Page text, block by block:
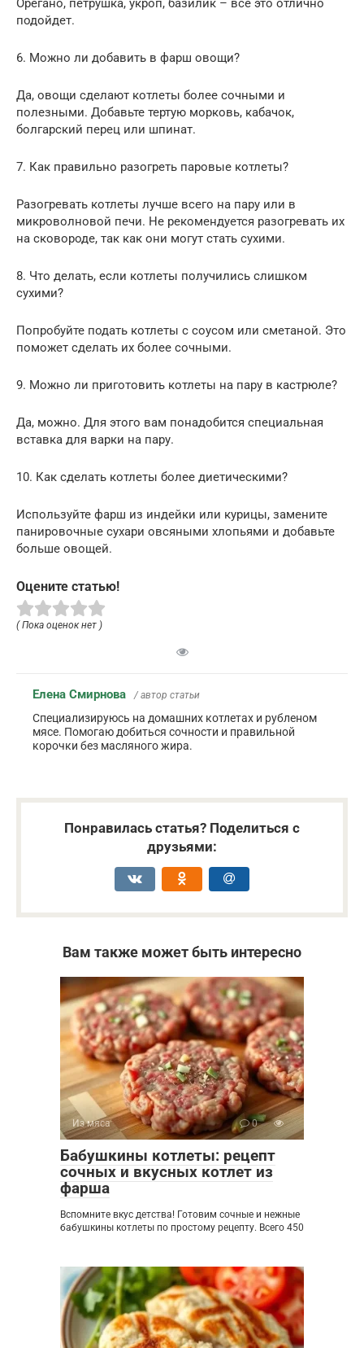
Орегано, петрушка, укроп, базилик – все это отлично
подойдет.
6. Можно ли добавить в фарш овощи?
Да, овощи сделают котлеты более сочными и
полезными. Добавьте тертую морковь, кабачок,
болгарский перец или шпинат.
7. Как правильно разогреть паровые котлеты?
Разогревать котлеты лучше всего на пару или в
микроволновой печи. Не рекомендуется разогревать их
на сковороде, так как они могут стать сухими.
8. Что делать, если котлеты получились слишком
сухими?
Попробуйте подать котлеты с соусом или сметаной. Это
поможет сделать их более сочными.
9. Можно ли приготовить котлеты на пару в кастрюле?
Да, можно. Для этого вам понадобится специальная
вставка для варки на пару.
10. Как сделать котлеты более диетическими?
Используйте фарш из индейки или курицы, замените
панировочные сухари овсяными хлопьями и добавьте
больше овощей.
Оцените статью!
( Пока оценок нет )
Елена Смирнова / автор статьи
Специализируюсь на домашних котлетах и рубленом
мясе. Помогаю добиться сочности и правильной
корочки без масляного жира.
Понравилась статья? Поделиться с
друзьями:
Вам также может быть интересно
Из мяса 0
Бабушкины котлеты: рецепт
сочных и вкусных котлет из
фарша
Вспомните вкус детства! Готовим сочные и нежные
бабушкины котлеты по простому рецепту. Всего 450